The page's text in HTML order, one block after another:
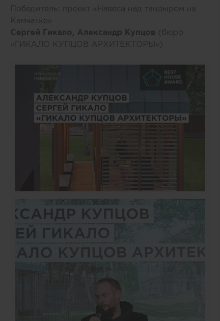
Победитель: проект «Навеса над тандыром на
Камчатке»
Сергей Гикало, Александр Купцов (бюро
«ГИКАЛО КУПЦОВ АРХИТЕКТОРЫ»)